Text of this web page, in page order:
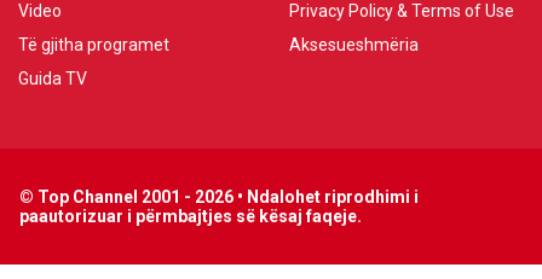
Video
Të gjitha programet
Guida TV
Privacy Policy & Terms of Use
Aksesueshmëria
© Top Channel 2001 - 2026 • Ndalohet riprodhimi i
paautorizuar i përmbajtjes së kësaj faqeje.